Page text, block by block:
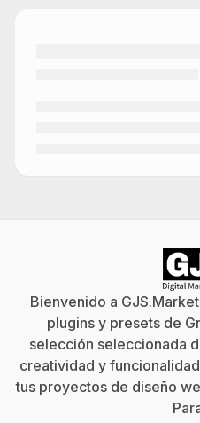
Bienvenido a
plugins y presets de
selección seleccionada
creatividad y
tus proyectos de diseño